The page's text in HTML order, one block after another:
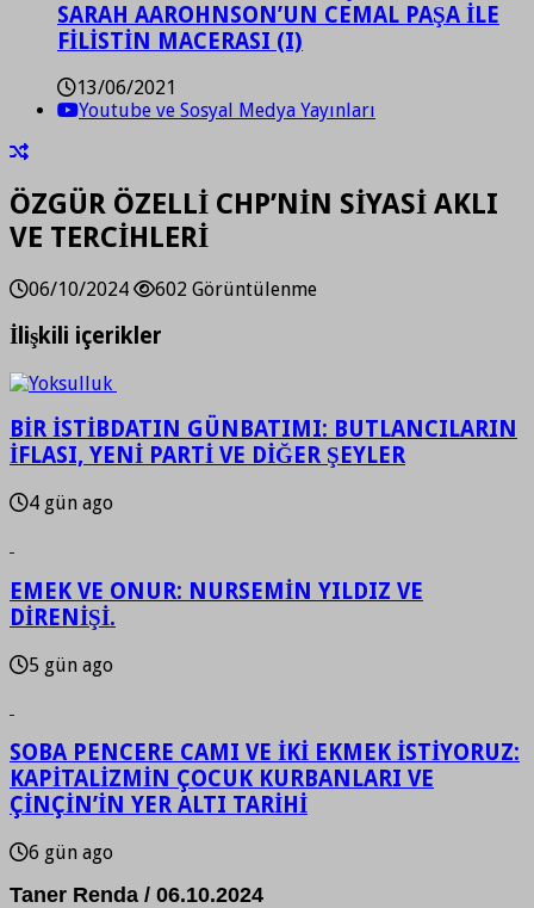
SARAH AAROHNSON’UN CEMAL PAŞA İLE
FİLİSTİN MACERASI (I)
13/06/2021
Youtube ve Sosyal Medya Yayınları
ÖZGÜR ÖZELLİ CHP’NİN SİYASİ AKLI
VE TERCİHLERİ
06/10/2024 602 Görüntülenme
İlişkili içerikler
BİR İSTİBDATIN GÜNBATIMI: BUTLANCILARIN
İFLASI, YENİ PARTİ VE DİĞER ŞEYLER
4 gün ago
EMEK VE ONUR: NURSEMİN YILDIZ VE
DİRENİŞİ.
5 gün ago
SOBA PENCERE CAMI VE İKİ EKMEK İSTİYORUZ:
KAPİTALİZMİN ÇOCUK KURBANLARI VE
ÇİNÇİN’İN YER ALTI TARİHİ
6 gün ago
Taner Renda / 06.10.2024